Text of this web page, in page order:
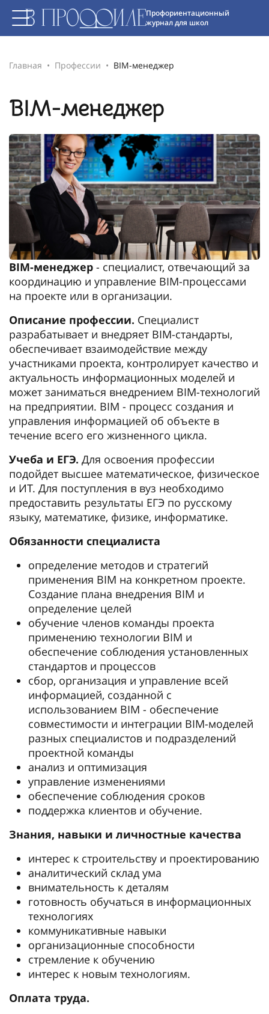
Профориентационный
журнал для школ
Главная Профессии BIM-менеджер
BIM-менеджер
BIM-менеджер - специалист, отвечающий за
координацию и управление BIM-процессами
на проекте или в организации.
Описание профессии. Специалист
разрабатывает и внедряет BIM-стандарты,
обеспечивает взаимодействие между
участниками проекта, контролирует качество и
актуальность информационных моделей и
может заниматься внедрением BIM-технологий
на предприятии. BIM - процесс создания и
управления информацией об объекте в
течение всего его жизненного цикла.
Учеба и ЕГЭ. Для освоения профессии
подойдет высшее математическое, физическое
и ИТ. Для поступления в вуз необходимо
предоставить результаты ЕГЭ по русскому
языку, математике, физике, информатике.
Обязанности специалиста
определение методов и стратегий
применения BIM на конкретном проекте.
Создание плана внедрения BIM и
определение целей
обучение членов команды проекта
применению технологии BIM и
обеспечение соблюдения установленных
стандартов и процессов
сбор, организация и управление всей
информацией, созданной с
использованием BIM - обеспечение
совместимости и интеграции BIM-моделей
разных специалистов и подразделений
проектной команды
анализ и оптимизация
управление изменениями
обеспечение соблюдения сроков
поддержка клиентов и обучение.
Знания, навыки и личностные качества
интерес к строительству и проектированию
аналитический склад ума
внимательность к деталям
готовность обучаться в информационных
технологиях
коммуникативные навыки
организационные способности
стремление к обучению
интерес к новым технологиям.
Оплата труда.